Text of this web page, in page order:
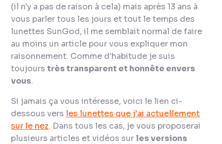
(il n'y a pas de raison à cela) mais après 13 ans à
vous parler tous les jours et tout le temps des
lunettes SunGod, il me semblait normal de faire
au moins un article pour vous expliquer mon
raisonnement. Comme d'habitude je suis
toujourstrès transparent et honnête envers
vous.
Si jamais ça vous intéresse, voici le lien ci-
dessous versles lunettes que j'ai actuellement
sur le nez. Dans tous les cas, je vous proposerai
plusieurs articles et vidéos sur les versions